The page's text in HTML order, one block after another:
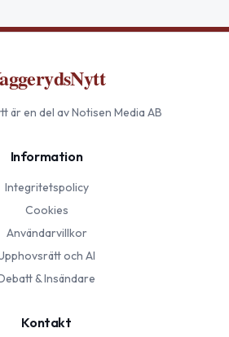
är en del av Notisen Media AB
Information
Integritetspolicy
Cookies
Användarvillkor
och AI
& Insändare
Kontakt